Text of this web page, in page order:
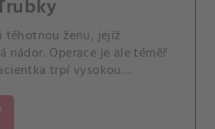
těhotnou ženu, jejíž
nádor. Operace je ale téměř
trpí vysokou